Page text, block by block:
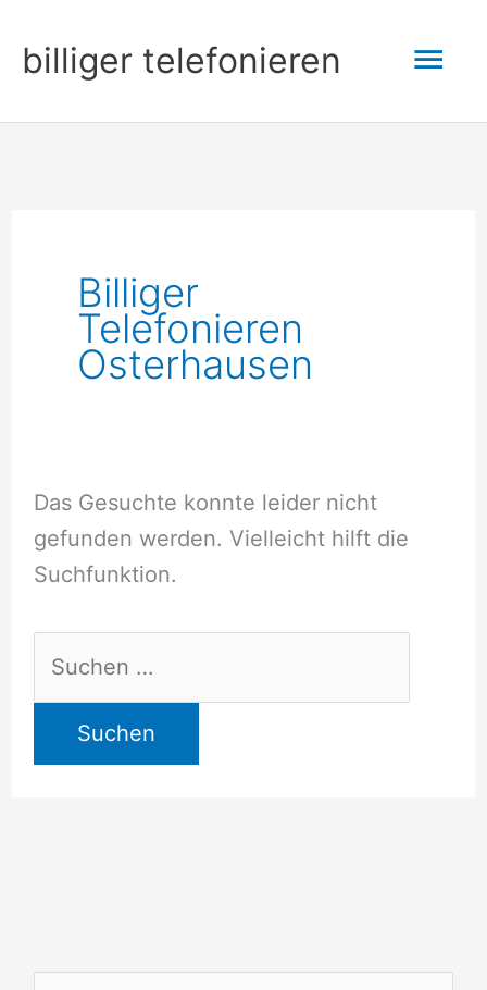
Inhalt
springen
billiger telefonieren
Billiger
Telefonieren
Osterhausen
Das Gesuchte konnte leider nicht
gefunden werden. Vielleicht hilft die
Suchfunktion.
nach: